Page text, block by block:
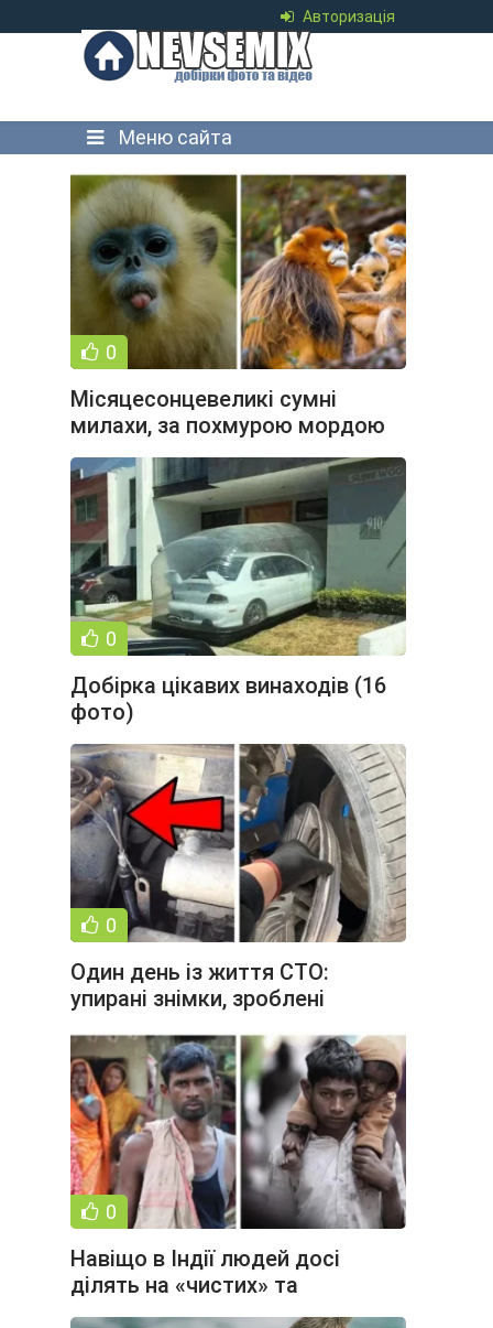
Авторизація
Меню сайта
0
Місяцесонцевеликі сумні
милахи, за похмурою мордою
яких ховається буря емоцій (8
0
Добірка цікавих винаходів (16
фото)
0
Один день із життя СТО:
упирані знімки, зроблені
0
Навіщо в Індії людей досі
ділять на «чистих» та
«недоторканних» (5 фото)